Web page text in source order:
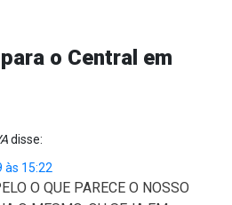
o Central em
disse:
às 15:22
O QUE PARECE O NOSSO